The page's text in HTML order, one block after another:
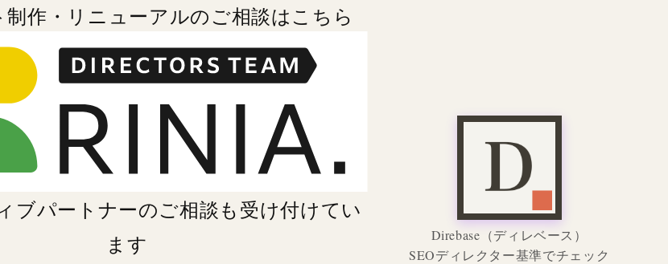
制作・リニューアルのご相談はこちら
ブパートナーのご相談も受け付けてい
ます
Direbase （ディレベース）
SEOディレクター基準でチェック